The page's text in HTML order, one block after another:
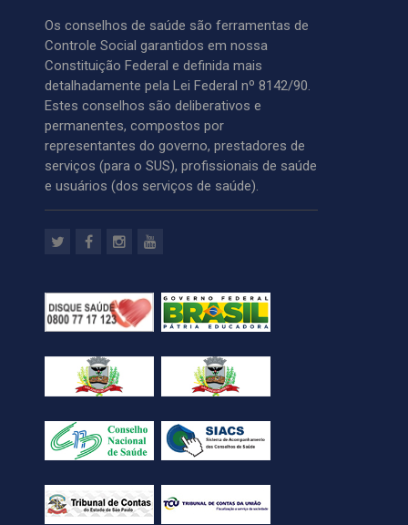
Os conselhos de saúde são ferramentas de
Controle Social garantidos em nossa
Constituição Federal e definida mais
detalhadamente pela Lei Federal nº 8142/90.
Estes conselhos são deliberativos e
permanentes, compostos por
representantes do governo, prestadores de
serviços (para o SUS), profissionais de saúde
e usuários (dos serviços de saúde).